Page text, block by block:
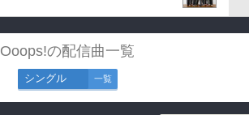
Ooops!の配信曲一覧
シングル 一覧